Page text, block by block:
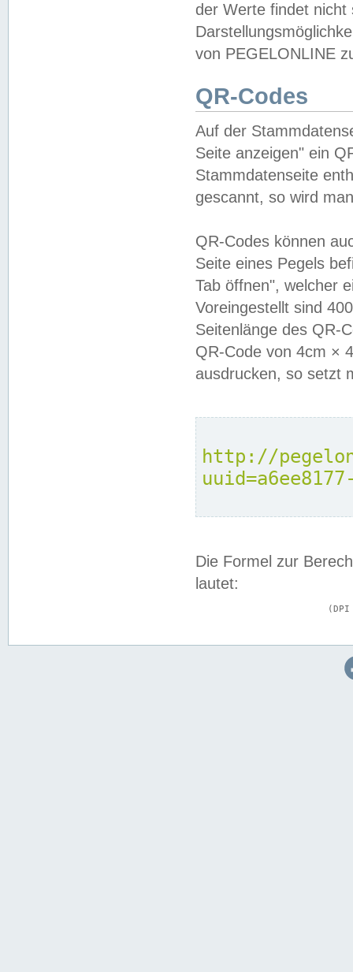
der Werte findet
von PEGELONLINE
QR-Codes
Auf der
Seite anzeigen" ein
Stammdatenseite
gescannt, so wird
QR-Codes können
Seite eines Pegels
Tab öffnen", welcher
Voreingestellt sind
Seitenlänge des QR-
QR-Code von 4cm ×
ausdrucken, so setzt
http://
Die Formel zur
lautet: